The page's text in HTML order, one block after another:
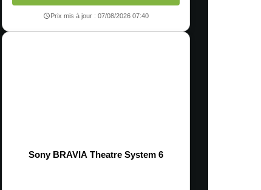
Prix mis à jour : 07/08/2026 07:40
Sony BRAVIA Theatre System 6